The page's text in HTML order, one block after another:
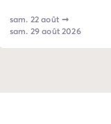
sam. 22 août ➞
sam. 29 août 2026